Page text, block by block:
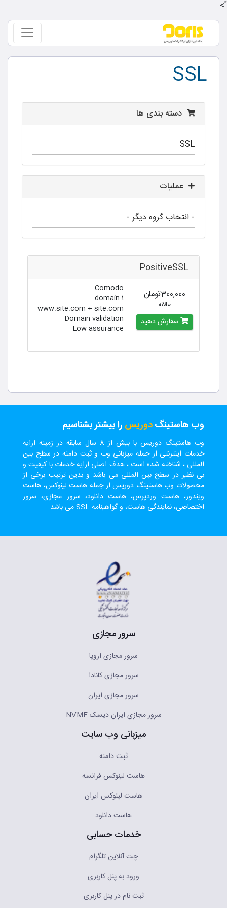
">
SSL
دسته بندی ها
عملیات
PositiveSSL
Comodo
1 domain
www.site.com + site.com
Domain validation
Low assurance
300,000تومان
سالانه
سفارش دهید
وب هاستینگدوریس را بیشتر بشناسیم
وب هاستینگ دوریس با بیش از 8 سال سابقه در زمینه ارایه
خدمات اینترنتی از جمله میزبانی وب و ثبت دامنه در سطح بین
المللی ، شناخته شده است ، هدف اصلی ارایه خدمات با کیفیت و
بی نظیر در سطح بین المللی می باشد و بدین ترتیب برخی از
محصولات وب هاستینگ دوریس از جمله هاست لینوکس، هاست
ویندوز، هاست وردپرس، هاست دانلود، سرور مجازی، سرور
اختصاصی، نمایندگی هاست، و گواهینامه SSL می باشد.
سرور مجازی
سرور مجازی اروپا
سرور مجازی کانادا
سرور مجازی ایران
سرور مجازی ایران دیسک NVME
میزبانی وب سایت
ثبت دامنه
هاست لینوکس فرانسه
هاست لینوکس ایران
هاست دانلود
خدمات حسابی
چت آنلاین تلگرام
ورود به پنل کاربری
ثبت نام در پنل کاربری